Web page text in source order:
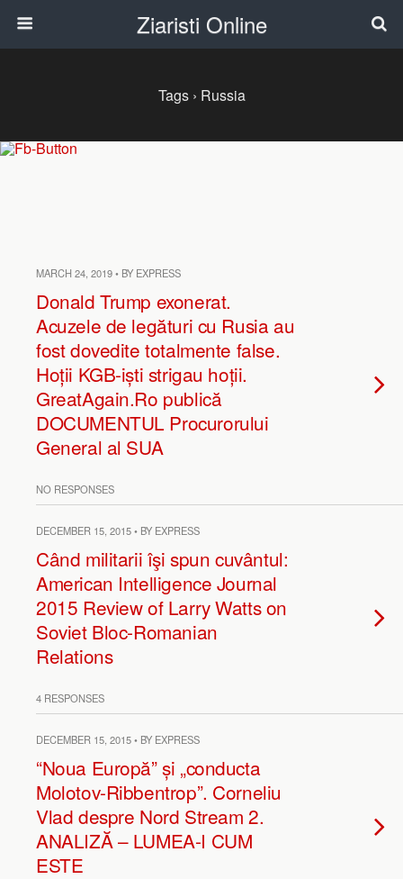
Ziaristi Online
Tags › Russia
MARCH 24, 2019 • BY EXPRESS
Donald Trump exonerat.
Acuzele de legături cu Rusia au
fost dovedite totalmente false.
Hoții KGB-iști strigau hoții.
GreatAgain.Ro publică
DOCUMENTUL Procurorului
General al SUA
NO RESPONSES
DECEMBER 15, 2015 • BY EXPRESS
Când militarii îşi spun cuvântul:
American Intelligence Journal
2015 Review of Larry Watts on
Soviet Bloc-Romanian
Relations
4 RESPONSES
DECEMBER 15, 2015 • BY EXPRESS
“Noua Europă” și „conducta
Molotov-Ribbentrop”. Corneliu
Vlad despre Nord Stream 2.
ANALIZĂ – LUMEA-I CUM
ESTE